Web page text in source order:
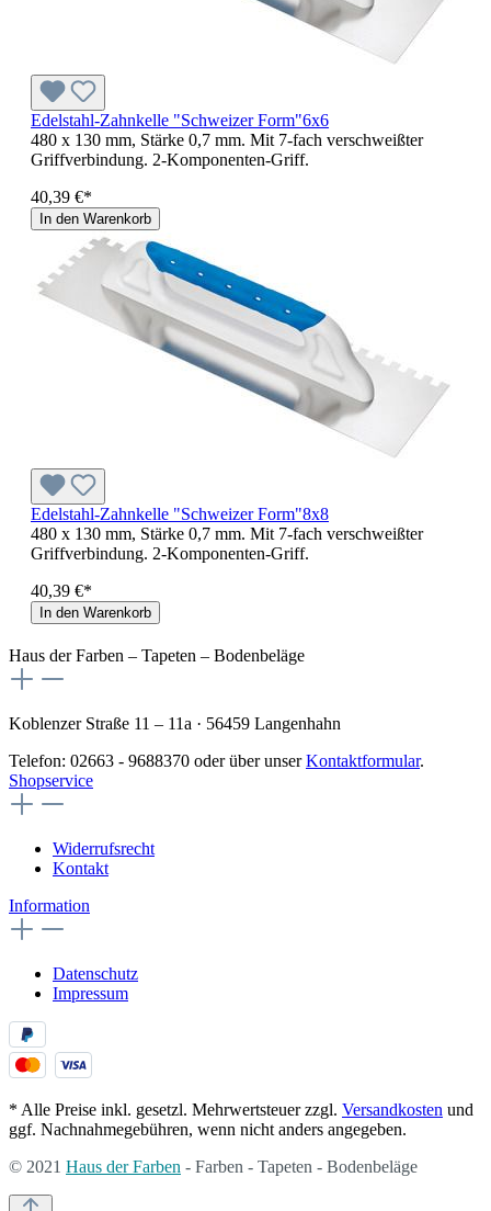
Edelstahl-Zahnkelle "Schweizer Form"6x6
480 x 130 mm, Stärke 0,7 mm. Mit 7-fach verschweißter
Griffverbindung. 2-Komponenten-Griff.
40,39 €*
In den Warenkorb
Edelstahl-Zahnkelle "Schweizer Form"8x8
480 x 130 mm, Stärke 0,7 mm. Mit 7-fach verschweißter
Griffverbindung. 2-Komponenten-Griff.
40,39 €*
In den Warenkorb
Haus der Farben – Tapeten – Bodenbeläge
Koblenzer Straße 11 – 11a · 56459 Langenhahn
Telefon: 02663 - 9688370 oder über unserKontaktformular.
Shopservice
Widerrufsrecht
Kontakt
Information
Datenschutz
Impressum
* Alle Preise inkl. gesetzl. Mehrwertsteuer zzgl. Versandkosten und
ggf. Nachnahmegebühren, wenn nicht anders angegeben.
© 2021 Haus der Farben - Farben - Tapeten - Bodenbeläge